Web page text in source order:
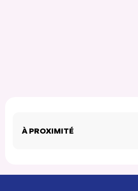
À PROXIMITÉ